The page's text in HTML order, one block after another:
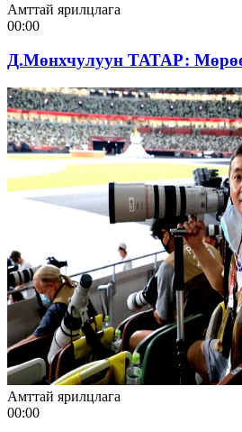
Амттай ярилцлага
00:00
Д.Мөнхчулуун ТАТАР:
Амттай ярилцлага
00:00